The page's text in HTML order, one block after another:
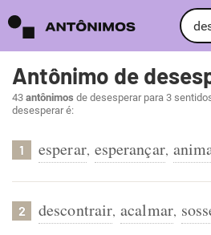
Antônimo de
43 antônimos de desesperar para 3
desesperar é:
1 esperar, esperançar,
2 descontrair, acalmar,